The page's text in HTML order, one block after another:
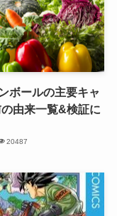
ボールの主要キャ
由来一覧&検証に
20487